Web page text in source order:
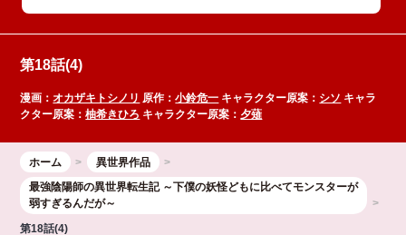
第18話(4)
漫画：オカザキトシノリ 原作：小鈴危一 キャラクター原案： シソ キャラ
クター原案：柚希きひろ キャラクター原案： 夕薙
ホーム
異世界作品
最強陰陽師の異世界転生記 ～下僕の妖怪どもに比べてモンスターが
弱すぎるんだが～
第18話(4)